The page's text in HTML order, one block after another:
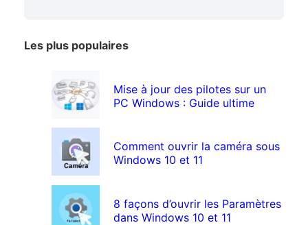
Les plus populaires
Mise à jour des pilotes sur un
PC Windows : Guide ultime
Comment ouvrir la caméra sous
Windows 10 et 11
8 façons d’ouvrir les Paramètres
dans Windows 10 et 11